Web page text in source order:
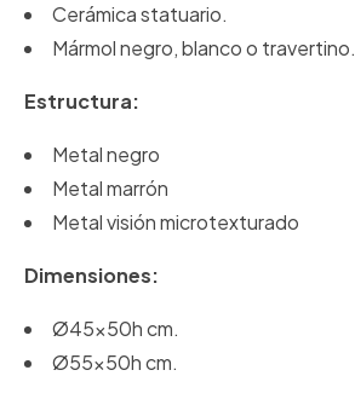
Cerámica statuario.
Mármol negro, blanco o travertino.
Estructura:
Metal negro
Metal marrón
Metal visión microtexturado
Dimensiones:
Ø45x50h cm.
Ø55x50h cm.